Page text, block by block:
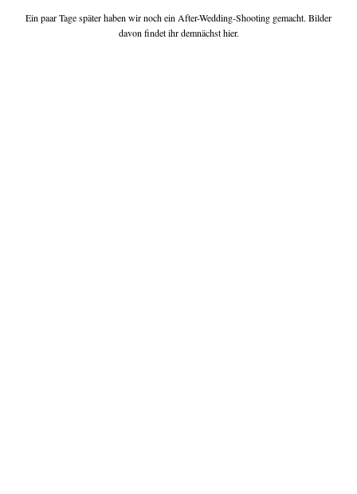
Ein paar Tage später haben wir noch ein After-Wedding-Shooting gemacht. Bilder
davon findet ihr demnächst hier.